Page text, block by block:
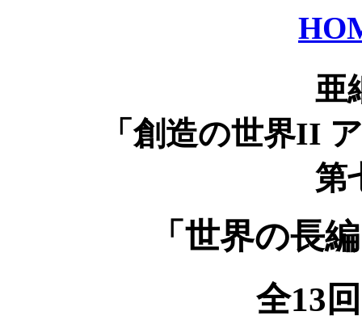
亜
「創造の世界II
第
「世界の長
全13